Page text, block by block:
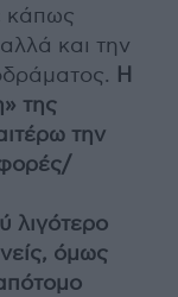
κάπως
και την
Η
της
την
λιγότερο
όμως